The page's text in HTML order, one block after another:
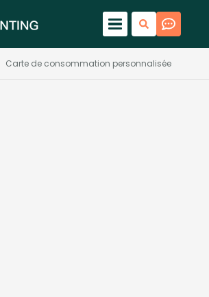
Carte de consommation personnalisée